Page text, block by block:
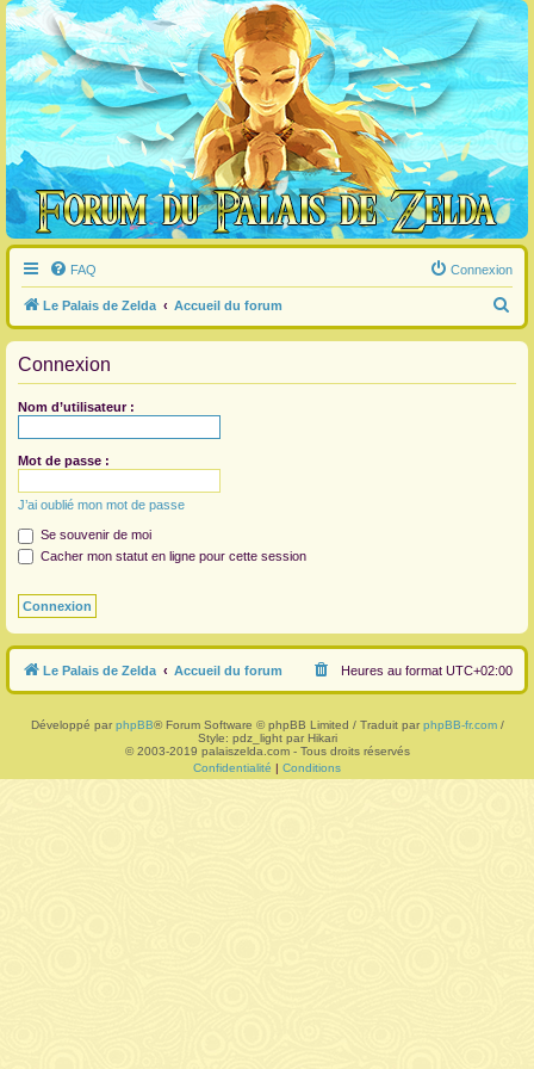
FAQ Connexion
Le Palais de Zelda Accueil du forum
e
Connexion
Nom d’utilisateur :
Mot de passe :
J’ai oublié mon mot de passe
Se souvenir de moi
Cacher mon statut en ligne pour cette session
Le Palais de Zelda Accueil du forum Heures au format UTC+02:00
Développé par phpBB® Forum Software © phpBB Limited / Traduit par phpBB-fr.com/
Style: pdz_light par Hikari
© 2003-2019 palaiszelda.com - Tous droits réservés
Confidentialité | Conditions